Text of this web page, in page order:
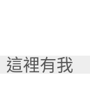
這裡有我